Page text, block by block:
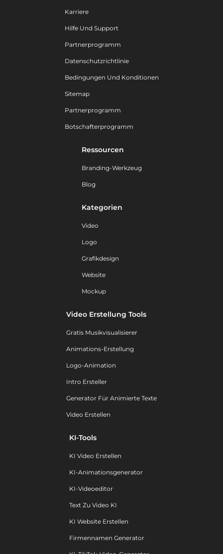
Karriere
Hilfe Und Support
Partnerprogramm
Datenschutzrichtlinie
Bedingungen Und Konditionen
Sitemap
Partnerprogramm
Botschafterprogramm
Ressourcen
Branding-Werkzeug
Blog
Kategorien
Video
Logo
Grafikdesign
Website
Mockup
Video Erstellung Tools
Gratis Musikvisualisierer
Animations-Erstellung
Logo-Animation
Intro Ersteller
Generator Für Animierte Texte
Video Erstellen
KI-Tools
KI Video Erstellen
KI-Animationsgenerator
KI-Videoeditor
Text Zu Video KI
KI Website Erstellen
Firmennamen Generator